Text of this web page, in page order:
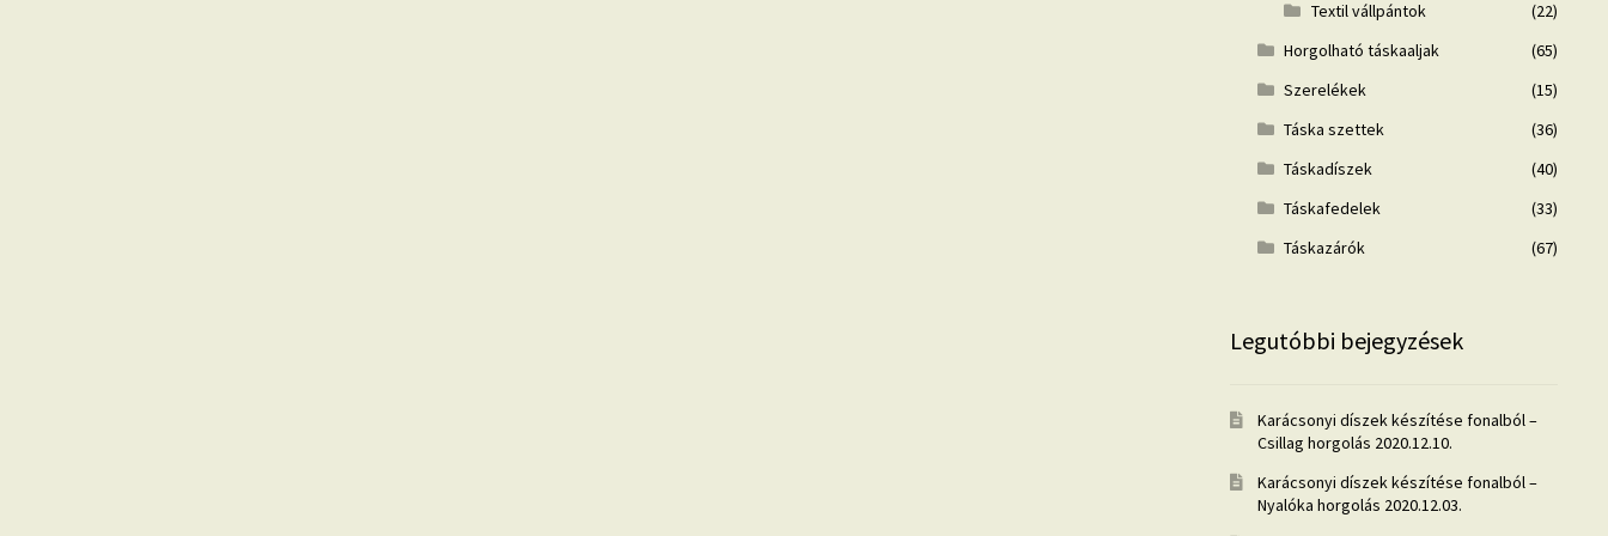
Textil vállpántok
(22)
Horgolható táskaaljak
(65)
Szerelékek
(15)
Táska szettek
(36)
Táskadíszek
(40)
Táskafedelek
(33)
Táskazárók
(67)
Legutóbbi bejegyzések
Karácsonyi díszek készítése fonalból –
Csillag horgolás 2020.12.10.
Karácsonyi díszek készítése fonalból –
Nyalóka horgolás 2020.12.03.